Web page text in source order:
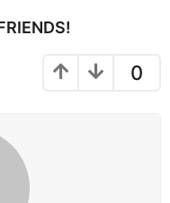
0